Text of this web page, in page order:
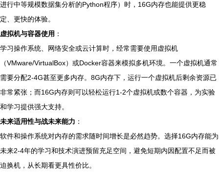
进行中等规模数据集分析的Python程序）时，16G内存也能提供更稳
定、更快的体验。
虚拟机与容器使用 ：
学习操作系统、网络安全或云计算时，经常需要使用虚拟机
（VMware/VirtualBox）或Docker容器来模拟多机环境。一个虚拟机通常
需要分配2-4G甚至更多内存。8G内存下，运行一个虚拟机后剩余资源已
非常紧张；而16G内存则可以轻松运行1-2个虚拟机或数个容器，为实验
和学习提供强大支持。
未来适用性与战未来能力 ：
软件和操作系统对内存的需求随时间增长是必然趋势。选择16G内存能为
未来2-4年的学习和技术演进预留充足空间，避免短期内因配置不足而被
迫换机，从长期看更具性价比。